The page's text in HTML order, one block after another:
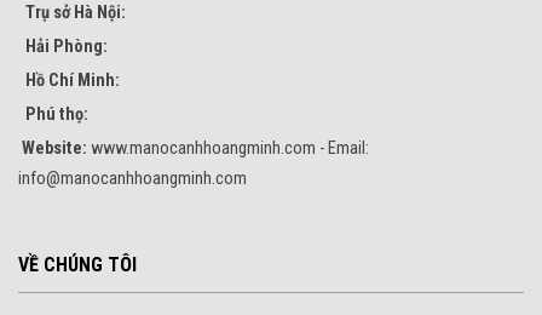
Trụ sở Hà Nội:
Hải Phòng:
Hồ Chí Minh:
Phú thọ:
Website: www.manocanhhoangminh.com - Email:
info@manocanhhoangminh.com
VỀ CHÚNG TÔI